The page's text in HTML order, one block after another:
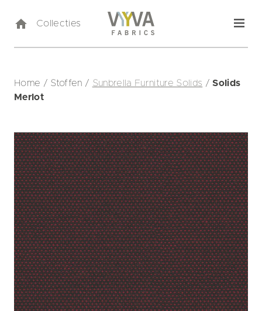
Collecties
Home / Stoffen / Sunbrella Furniture Solids /Solids
Merlot